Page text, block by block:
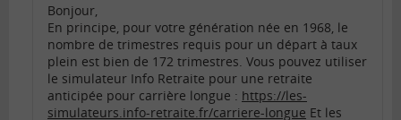
Bonjour,
En principe, pour votre génération née en 1968, le
nombre de trimestres requis pour un départ à taux
plein est bien de 172 trimestres. Vous pouvez utiliser
le simulateur Info Retraite pour une retraite
anticipée pour carrière longue : https://les-
simulateurs.info-retraite.fr/carriere-longue Et les